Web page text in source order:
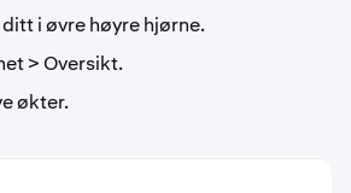
i øvre høyre hjørne.
> Oversikt.
økter.